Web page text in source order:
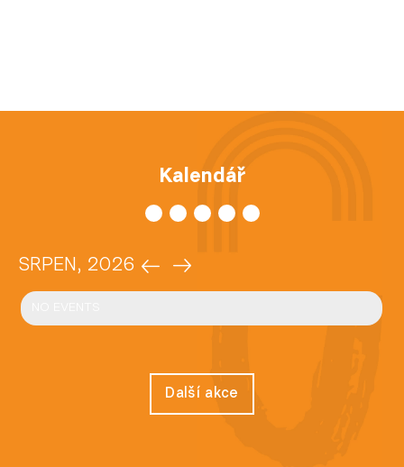
Cinema Open
Dny otevřených ateliérů
Kalendář
SRPEN, 2026
Další akce